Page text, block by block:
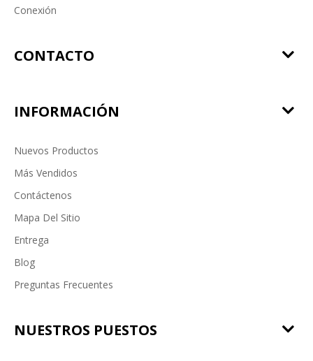
Conexión
CONTACTO
INFORMACIÓN
Nuevos Productos
Más Vendidos
Contáctenos
Mapa Del Sitio
Entrega
Blog
Preguntas Frecuentes
NUESTROS PUESTOS